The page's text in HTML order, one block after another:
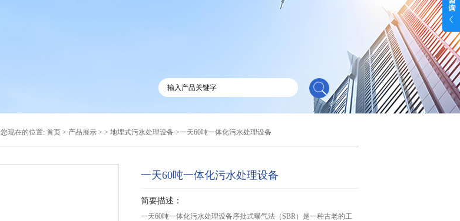
您现在的位置: 首页 > 产品展示 > > 地埋式污水处理设备 >一天60吨一体化污水处理设备
一天60吨一体化污水处理设备
简要描述：
一天60吨一体化污水处理设备序批式曝气法（SBR）是一种古老的工